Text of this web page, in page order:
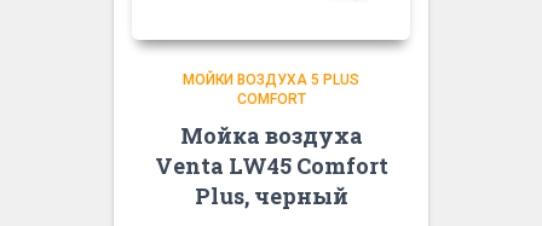
МОЙКИ ВОЗДУХА 5 PLUS
COMFORT
Мойка воздуха
Venta LW45 Comfort
Plus, черный